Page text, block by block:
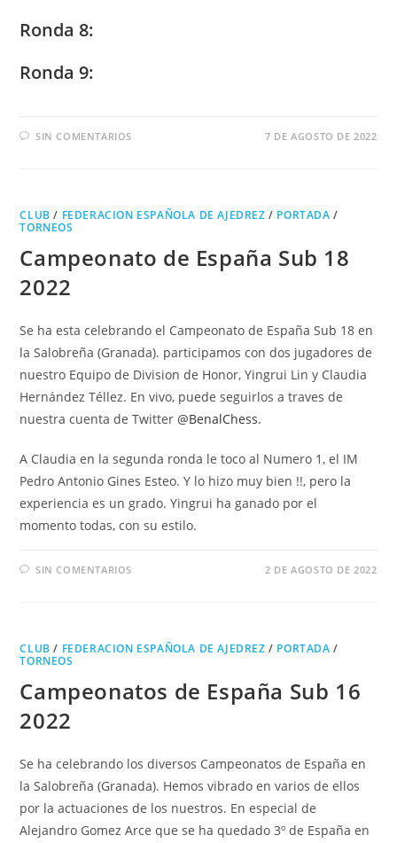
Ronda 8:
Ronda 9:
SIN COMENTARIOS 7 DE AGOSTO DE 2022
CLUB / FEDERACION ESPAÑOLA DE AJEDREZ / PORTADA /
TORNEOS
Campeonato de España Sub 18
2022
Se ha esta celebrando el Campeonato de España Sub 18 en
la Salobreña (Granada). participamos con dos jugadores de
nuestro Equipo de Division de Honor, Yingrui Lin y Claudia
Hernández Téllez. En vivo, puede seguirlos a traves de
nuestra cuenta de Twitter@BenalChess.
A Claudia en la segunda ronda le toco al Numero 1, el IM
Pedro Antonio Gines Esteo. Y lo hizo muy bien !!, pero la
experiencia es un grado. Yingrui ha ganado por el
momento todas, con su estilo.
SIN COMENTARIOS 2 DE AGOSTO DE 2022
CLUB / FEDERACION ESPAÑOLA DE AJEDREZ / PORTADA /
TORNEOS
Campeonatos de España Sub 16
2022
Se ha celebrando los diversos Campeonatos de España en
la Salobreña (Granada). Hemos vibrado en varios de ellos
por la actuaciones de los nuestros. En especial de
Alejandro Gomez Arce que se ha quedado 3º de España en